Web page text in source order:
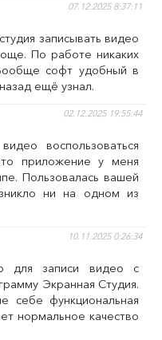
07.12.2025 8:37:11
записывать видео
По работе никаких
софт удобный в
ещё узнал.
02.12.2025 19:55:44
воспользоваться
приложение у меня
Пользовалась вашей
ни на одном из
10.11.2025 0:26:34
для записи видео с
Экранная Студия.
себе функциональная
нормальное качество